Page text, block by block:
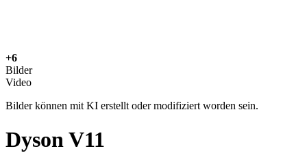
+6
Bilder
Video
Bilder können mit KI erstellt oder modifiziert worden sein.
Dyson V11